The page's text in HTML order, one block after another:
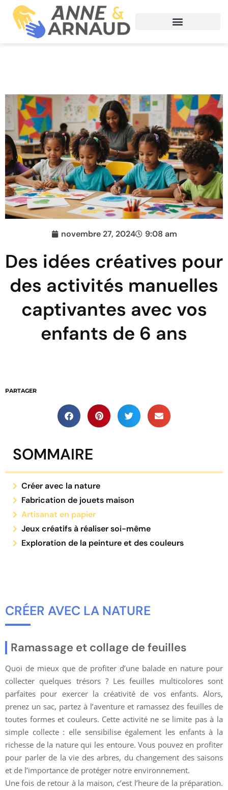
novembre 27, 2024 9:08 am
Des idées créatives pour
des activités manuelles
captivantes avec vos
enfants de 6 ans
PARTAGER
SOMMAIRE
Créer avec la nature
Fabrication de jouets maison
Artisanat en papier
Jeux créatifs à réaliser soi-même
Exploration de la peinture et des couleurs
CRÉER AVEC LA NATURE
Ramassage et collage de feuilles
Quoi de mieux que de profiter d’une balade en nature pour
collecter quelques trésors ? Les feuilles multicolores sont
parfaites pour exercer la créativité de vos enfants. Alors,
prenez un sac, partez à l’aventure et ramassez des feuilles de
toutes formes et couleurs. Cette activité ne se limite pas à la
simple collecte : elle sensibilise également les enfants à la
richesse de la nature qui les entoure. Vous pouvez en profiter
pour parler de la vie des arbres, du changement des saisons
et de l’importance de protéger notre environnement.
Une fois de retour à la maison, c’est l’heure de la préparation.